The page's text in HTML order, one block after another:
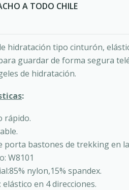
A TODO CHILE
hidratación tipo cinturón,
guardar de forma segura
de hidratación.
:
rápido.
porta bastones de trekking en
W8101
nylon,15% spandex.
elástico en 4 direcciones.